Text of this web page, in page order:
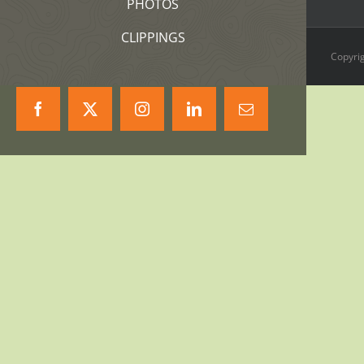
PHOTOS
CLIPPINGS
FacebookX InstagramLinkedInCorreo
electrónico